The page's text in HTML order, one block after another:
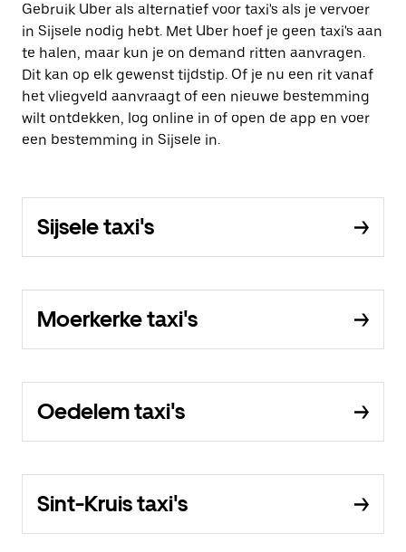
Gebruik Uber als alternatief voor taxi's als je vervoer
in Sijsele nodig hebt. Met Uber hoef je geen taxi's aan
te halen, maar kun je on demand ritten aanvragen.
Dit kan op elk gewenst tijdstip. Of je nu een rit vanaf
het vliegveld aanvraagt of een nieuwe bestemming
wilt ontdekken, log online in of open de app en voer
een bestemming in Sijsele in.
Sijsele taxi's
Moerkerke taxi's
Oedelem taxi's
Sint-Kruis taxi's